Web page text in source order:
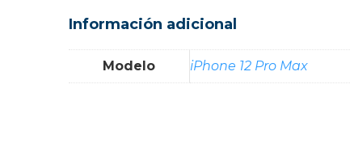
Información adicional
Modelo iPhone 12 Pro Max